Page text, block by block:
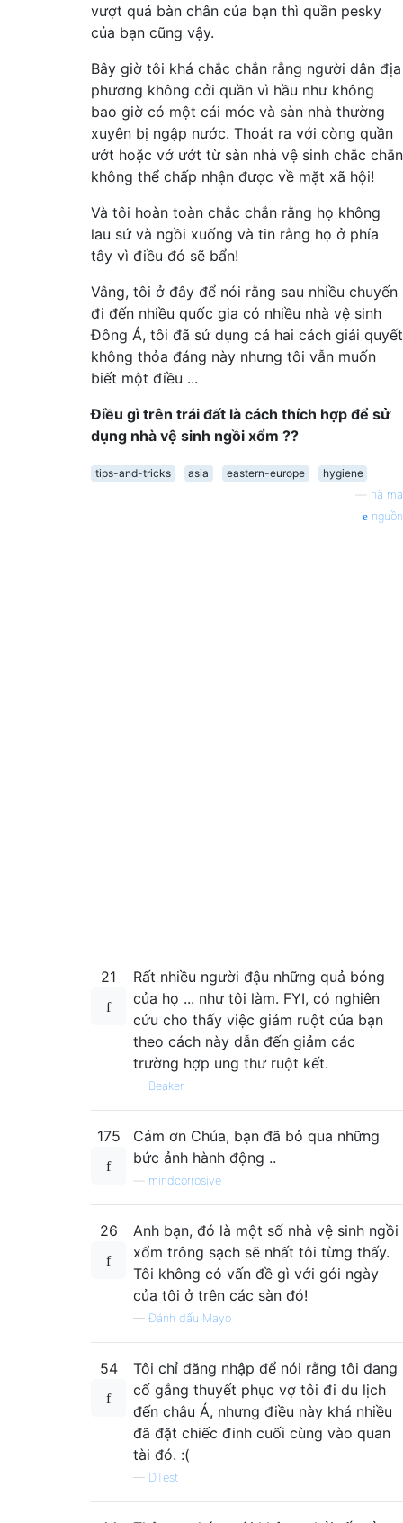
vượt quá bàn chân của bạn thì quần pesky
của bạn cũng vậy.
Bây giờ tôi khá chắc chắn rằng người dân địa
phương không cởi quần vì hầu như không
bao giờ có một cái móc và sàn nhà thường
xuyên bị ngập nước. Thoát ra với còng quần
ướt hoặc vớ ướt từ sàn nhà vệ sinh chắc chắn
không thể chấp nhận được về mặt xã hội!
Và tôi hoàn toàn chắc chắn rằng họ không
lau sứ và ngồi xuống và tin rằng họ ở phía
tây vì điều đó sẽ bẩn!
Vâng, tôi ở đây để nói rằng sau nhiều chuyến
đi đến nhiều quốc gia có nhiều nhà vệ sinh
Đông Á, tôi đã sử dụng cả hai cách giải quyết
không thỏa đáng này nhưng tôi vẫn muốn
biết một điều ...
Điều gì trên trái đất là cách thích hợp để sử
dụng nhà vệ sinh ngồi xổm ??
tips-and-tricks asia eastern-europe
hygiene
hà mã
nguồn
21
Rất nhiều người đậu những quả bóng
của họ ... như tôi làm. FYI, có nghiên
cứu cho thấy việc giảm ruột của bạn
theo cách này dẫn đến giảm các
trường hợp ung thư ruột kết.
— Beaker
175
Cảm ơn Chúa, bạn đã bỏ qua những
bức ảnh hành động ..
mindcorrosive
26
Anh bạn, đó là một số nhà vệ sinh ngồi
xổm trông sạch sẽ nhất tôi từng thấy.
Tôi không có vấn đề gì với gói ngày
của tôi ở trên các sàn đó!
— Đánh dấu Mayo
54
Tôi chỉ đăng nhập để nói rằng tôi đang
cố gắng thuyết phục vợ tôi đi du lịch
đến châu Á, nhưng điều này khá nhiều
đã đặt chiếc đinh cuối cùng vào quan
tài đó. :(
— DTest